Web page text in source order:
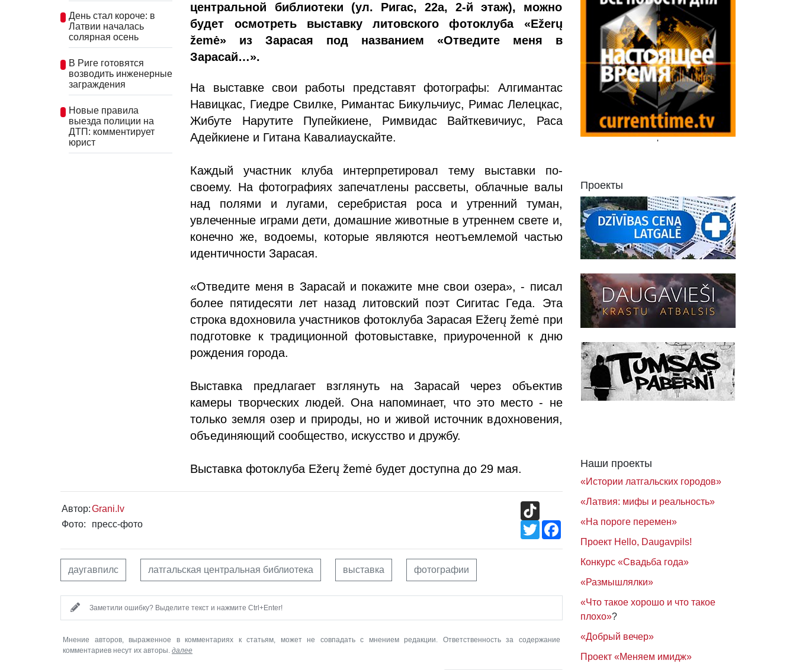
День стал короче: в
Латвии началась
солярная осень
В Риге готовятся
возводить инженерные
заграждения
Новые правила
выезда полиции на
ДТП: комментирует
юрист
центральной библиотеки (ул. Ригас, 22а, 2-й этаж), можно
будет осмотреть выставку литовского фотоклуба «Ežerų
žemė» из Зарасая под названием «Отведите меня в
Зарасай…».
На выставке свои работы представят фотографы: Алгимантас
Навицкас, Гиедре Свилке, Римантас Бикульчиус, Римас Лелецкас,
Жибуте Нарутите Пупейкиене, Римвидас Вайткевичиус, Раса
Адейкиене и Гитана Кавалиаускайте.
Каждый участник клуба интерпретировал тему выставки по-
своему. На фотографиях запечатлены рассветы, облачные валы
над полями и лугами, серебристая роса и утренний туман,
увлеченные играми дети, домашние животные в утреннем свете и,
конечно же, водоемы, которые являются неотъемлемой частью
идентичности Зарасая.
«Отведите меня в Зарасай и покажите мне свои озера», - писал
более пятидесяти лет назад литовский поэт Сигитас Геда. Эта
строка вдохновила участников фотоклуба Зарасая Ežerų žemė при
подготовке к традиционной фотовыставке, приуроченной к дню
рождения города.
Выставка предлагает взглянуть на Зарасай через объектив
камеры творческих людей. Она напоминает, что это место - не
только земля озер и природы, но и живой источник вдохновения,
объединяющий сообщество, искусство и дружбу.
Выставка фотоклуба Ežerų žemė будет доступна до 29 мая.
Автор:Grani.lv
Фото:
пресс-фото
TikTok
TwitterFacebook
даугавпилс латгальская центральная библиотека выставка фотографии
Заметили ошибку? Выделите текст и нажмите Ctrl+Enter!
Мнение авторов, выраженное в комментариях к статьям, может не совпадать с мнением редакции. Ответственность за содержание
комментариев несут их авторы. далее
'
Проекты
Наши проекты
«Истории латгальских городов»
«Латвия: мифы и реальность»
«На пороге перемен»
Проект Hello, Daugavpils!
Конкурс «Свадьба года»
«Размышлялки»
«Что такое хорошо и что такое
плохо»?
«Добрый вечер»
Проект «Меняем имидж»